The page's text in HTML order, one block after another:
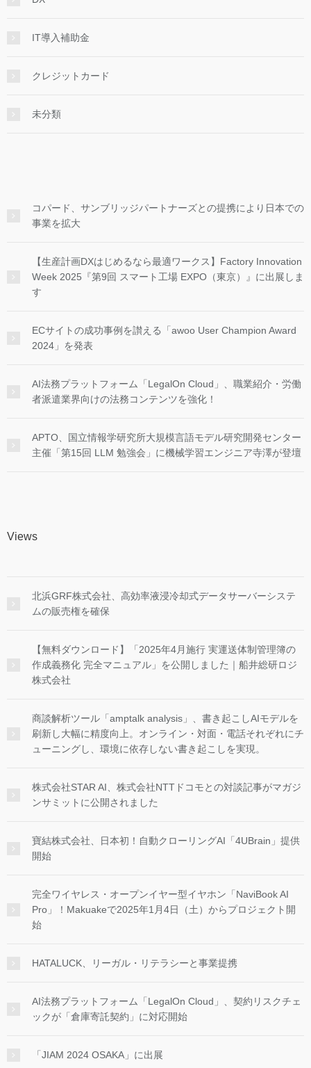
IT導入補助金
クレジットカード
未分類
コパード、サンブリッジパートナーズとの提携により日本での
事業を拡大
【生産計画DXはじめるなら最適ワークス】Factory Innovation
Week 2025『第9回 スマート工場 EXPO（東京）』に出展しま
す
ECサイトの成功事例を讃える「awoo User Champion Award
2024」を発表
AI法務プラットフォーム「LegalOn Cloud」、職業紹介・労働
者派遣業界向けの法務コンテンツを強化！
APTO、国立情報学研究所大規模言語モデル研究開発センター
主催「第15回 LLM 勉強会」に機械学習エンジニア寺澤が登壇
Views
北浜GRF株式会社、高効率液浸冷却式データサーバーシステ
ムの販売権を確保
【無料ダウンロード】「2025年4月施行 実運送体制管理簿の
作成義務化 完全マニュアル」を公開しました｜船井総研ロジ
株式会社
商談解析ツール「amptalk analysis」、書き起こしAIモデルを
刷新し大幅に精度向上。オンライン・対面・電話それぞれにチ
ューニングし、環境に依存しない書き起こしを実現。
株式会社STAR AI、株式会社NTTドコモとの対談記事がマガジ
ンサミットに公開されました
寶結株式会社、日本初！自動クローリングAI「4UBrain」提供
開始
完全ワイヤレス・オープンイヤー型イヤホン「NaviBook AI
Pro」！Makuakeで2025年1月4日（土）からプロジェクト開
始
HATALUCK、リーガル・リテラシーと事業提携
AI法務プラットフォーム「LegalOn Cloud」、契約リスクチェ
ックが「倉庫寄託契約」に対応開始
「JIAM 2024 OSAKA」に出展